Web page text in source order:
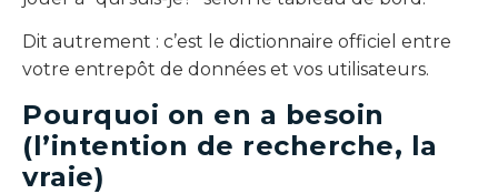
Dit autrement : c’est le dictionnaire officiel entre
votre entrepôt de données et vos utilisateurs.
Pourquoi on en a besoin
(l’intention de recherche, la
vraie)